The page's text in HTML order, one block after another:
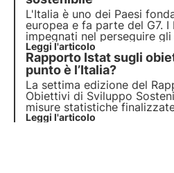
L'Italia è uno dei Paesi
europea e fa parte del G7. I
impegnati nel perseguire
sostenibile dell'Agenda
biodiversità. Purtroppo, il
evidenzia un rallentamento
Leggi l'articolo
Rapporto Istat sugli
punto è l’Italia?
La settima edizione del
Obiettivi di Sviluppo
misure statistiche
obiettivi in Agenda 2030 ed
Leggi l'articolo